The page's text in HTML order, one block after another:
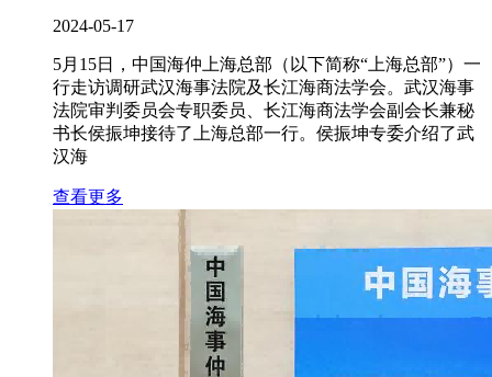
2024-05-17
5月15日，中国海仲上海总部（以下简称“上海总部”）一
行走访调研武汉海事法院及长江海商法学会。武汉海事
法院审判委员会专职委员、长江海商法学会副会长兼秘
书长侯振坤接待了上海总部一行。侯振坤专委介绍了武
汉海
查看更多